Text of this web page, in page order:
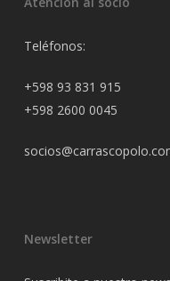
Teléfonos:
+598 93 831 915
+598 2600 0045
Newsletter